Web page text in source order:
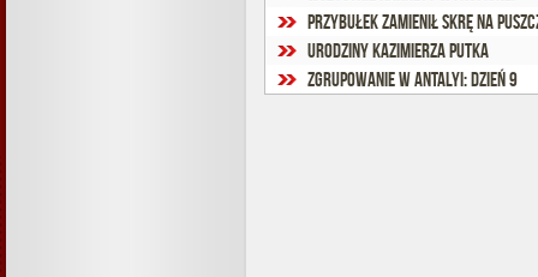
Przybułek zamienił Skrę na
Urodziny Kazimierza Putka
Zgrupowanie w Antalyi: Dzień 9